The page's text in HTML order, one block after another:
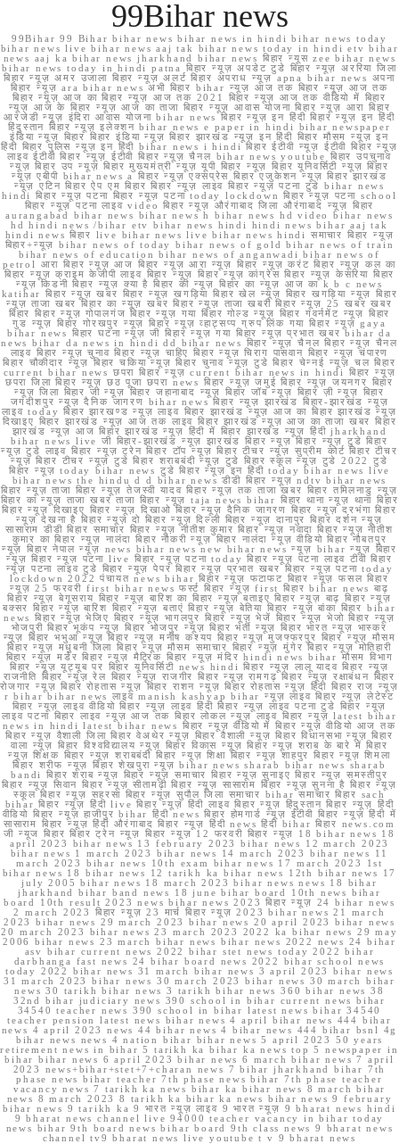
99Bihar news
99Bihar 99 Bihar bihar news bihar news in hindi bihar news today
bihar news live bihar news aaj tak bihar news today in hindi etv bihar
news aaj ka bihar news jharkhand bihar news बिहार न्यूस zee bihar news
bihar news today in hindi patna बिहार न्यूज़ अपडेट टुडे बिहार न्यूज़ अररिया जिला
बिहार न्यूज़ अमर उजाला बिहार न्यूज़ अलर्ट बिहार अपराध न्यूज़ apna bihar news अपना
बिहार न्यूज़ ara bihar news अभी बिहार bihar न्यूज़ आज तक बिहार न्यूज़ आज तक
बिहार न्यूज़ आज का बिहार न्यूज़ आज तक 2021 बिहार न्यूज़ आज तक वीडियो में बिहार
न्यूज़ आज के बिहार न्यूज़ आज का ताजा बिहार न्यूज़ आवास योजना बिहार न्यूज़ आरा बिहार
आरजेडी न्यूज़ इंदिरा आवास योजना bihar news बिहार न्यूज़ इन हिंदी बिहार न्यूज़ इन हिंदी
हिंदुस्तान बिहार न्यूज़ इलेक्शन bihar news e paper in hindi bihar newspaper
इंडिया न्यूज़ बिहार बिहार इंडिया न्यूज़ बिहार झारखंड न्यूज़ इन हिंदी बिहार मौसम न्यूज़ इन
हिंदी बिहार पुलिस न्यूज़ इन हिंदी bihar news i hindi बिहार ईटीवी न्यूज़ ईटीवी बिहार न्यूज़
लाइव ईटीवी बिहार न्यूज़ ईटीवी बिहार न्यूज़ चैनल bihar news youtube बिहार उपचुनाव
न्यूज़ बिहार उप न्यूज़ बिहार मुख्यमंत्री न्यूज़ यूपी बिहार न्यूज़ बिहार यूनिवर्सिटी न्यूज़ बिहार
न्यूज़ एबीपी bihar news a बिहार न्यूज़ एक्सप्रेस बिहार एजुकेशन न्यूज़ बिहार झारखंड
न्यूज़ एटिन बिहार ऐप एम बिहार बिहार न्यूज़ लाइव बिहार न्यूज़ पटना टुडे bihar news
hindi बिहार न्यूज़ पटना बिहार न्यूज़ पटना today lockdown बिहार न्यूज़ पटना school
बिहार न्यूज़ पटना लाइव video बिहार न्यूज़ औरंगाबाद जिला औरंगाबाद न्यूज़ बिहार
aurangabad bihar news bihar news h bihar news hd video bihar news
hd hindi news /bihar etv bihar news hindi hindi news bihar aaj tak
hindi news बिहार live bihar news live bihar news hindi समाचार बिहार न्यूज़
बिहार+न्यूज़ bihar news of today bihar news of gold bihar news of train
bihar news of education bihar news of anganwadi bihar news of
petrol आरा बिहार न्यूज़ आज बिहार न्यूज़ आरा न्यूज़ बिहार न्यूज़ करंट बिहार न्यूज़ कल का
बिहार न्यूज़ क्राइम केजीपी लाइव बिहार न्यूज़ बिहार न्यूज़ कांग्रेस बिहार न्यूज़ केसरिया बिहार
न्यूज़ किडनी बिहार न्यूज़ क्या है बिहार की न्यूज़ बिहार का न्यूज़ आज का k b c news
katihar बिहार न्यूज़ खबर बिहार न्यूज़ खगड़िया बिहार खेल न्यूज़ बिहार खगड़िया न्यूज़ बिहार
न्यूज़ ताजा खबर बिहार का न्यूज़ खबर बिहार न्यूज़ ताजा खबरी बिहार न्यूज़ 25 खबर खबर
बिहार बिहार न्यूज़ गोपालगंज बिहार न्यूज़ गया बिहार गोल्ड न्यूज़ बिहार गवर्नमेंट न्यूज़ बिहार
गुड न्यूज़ बिहार गोरखपुर न्यूज़ बिहार न्यूज़ व्हाट्सप्प ग्रुप लिंक गया बिहार न्यूज़ gaya
bihar news बिहार घटना न्यूज़ जी बिहार न्यूज़ गया बिहार न्यूज़ प्रभात खबर bihar da
news bihar da news in hindi dd bihar news बिहार न्यूज़ चैनल बिहार न्यूज़ चैनल
लाइव बिहार न्यूज़ चुनाव बिहार न्यूज़ चाहिए बिहार न्यूज़ चिराग पासवान बिहार न्यूज़ चंपारण
बिहार चौकीदार न्यूज़ बिहार चकिया न्यूज़ बिहार चुनाव न्यूज़ टुडे बिहार चेन्नई न्यूज़ चल बिहार
current bihar news छपरा बिहार न्यूज़ current bihar news in hindi बिहार न्यूज़
छपरा जिला बिहार न्यूज़ छठ पूजा छपरा news बिहार न्यूज़ जमुई बिहार न्यूज़ जयनगर बिहार
न्यूज़ जिला बिहार जी न्यूज़ बिहार जहानाबाद न्यूज़ बिहार जॉब न्यूज़ बिहार ज़ी न्यूज़ बिहार
जगदीशपुर न्यूज़ दैनिक जागरण bihar news बिहार न्यूज़ झारखंड बिहार-झारखंड न्यूज़
लाइव today बिहार झारखण्ड न्यूज़ लाइव बिहार झारखंड न्यूज़ आज का बिहार झारखंड न्यूज़
दिखाइए बिहार झारखंड न्यूज़ आज तक लाइव बिहार झारखंड न्यूज़ आज का ताजा खबर बिहार
झारखंड न्यूज़ आज बिहार झारखंड न्यूज़ हिंदी में बिहार झारखंड न्यूज़ हिंदी jharkhand
bihar news live जी बिहार-झारखंड न्यूज़ झारखंड बिहार न्यूज़ बिहार न्यूज़ टुडे बिहार
न्यूज़ टुडे लाइव बिहार न्यूज़ ट्रेन बिहार टॉप न्यूज़ बिहार टीचर न्यूज़ सुप्रीम कोर्ट बिहार टीचर
न्यूज़ बिहार टीचर न्यूज़ टुडे बिहार शराबबंदी न्यूज़ टुडे बिहार स्कूल न्यूज़ टुडे 2022 टुडे
बिहार न्यूज़ today bihar news टुडे बिहार न्यूज़ इन हिंदी today bihar news live
bihar news the hindu d d bihar news डीडी बिहार न्यूज़ ndtv bihar news
बिहार न्यूज़ ताजा बिहार न्यूज़ तेजस्वी यादव बिहार न्यूज़ तक ताजा खबर बिहार तमिलनाडु न्यूज़
बिहार का न्यूज़ ताजा खबर ताजा बिहार न्यूज़ taja news bihar बिहार थाना न्यूज़ थाना बिहार
बिहार न्यूज़ दिखाइए बिहार न्यूज़ दिखाओ बिहार न्यूज़ दैनिक जागरण बिहार न्यूज़ दरभंगा बिहार
न्यूज़ देखना है बिहार न्यूज़ दो बिहार न्यूज़ दिल्ली बिहार न्यूज़ दानापुर बिहार दर्शन न्यूज़
सासाराम डीडी बिहार समाचार बिहार न्यूज़ नीतीश कुमार बिहार न्यूज़ नवादा बिहार न्यूज़ नीतीश
कुमार का बिहार न्यूज़ नालंदा बिहार नौकरी न्यूज़ बिहार नालंदा न्यूज़ वीडियो बिहार नौबतपुर
न्यूज़ बिहार नेपाल न्यूज़ news bihar news new bihar news न्यूज़ bihar न्यूज़ बिहार
न्यूज़ बिहार न्यूज़ पटना live बिहार न्यूज़ पटना today बिहार न्यूज़ पटना लाइव टीवी बिहार
न्यूज़ पटना लाइव टुडे बिहार न्यूज़ पेपर बिहार न्यूज़ प्रभात खबर बिहार न्यूज़ पटना today
lockdown 2022 पंचायत news bihar बिहार न्यूज़ फटाफट बिहार न्यूज़ फसल बिहार
न्यूज़ 25 फरवरी first bihar news फर्स्ट बिहार न्यूज़ first बिहार bihar news बाढ़
बिहार न्यूज़ बेगूसराय बिहार न्यूज़ बारिश का बिहार न्यूज़ बताइए बिहार न्यूज़ बाढ़ बिहार न्यूज़
बक्सर बिहार न्यूज़ बारिश बिहार न्यूज़ बताएं बिहार न्यूज़ बेतिया बिहार न्यूज़ बांका बिहार bihar
news बिहार न्यूज़ भेजिए बिहार न्यूज़ भागलपुर बिहार न्यूज़ भेजें बिहार न्यूज़ भेजो बिहार न्यूज़
भोजपुरी बिहार भूकंप न्यूज़ बिहार भोजपुर न्यूज़ बिहार भर्ती न्यूज़ बिहार भारत न्यूज़ भास्कर
न्यूज़ बिहार भभुआ न्यूज़ बिहार न्यूज़ मनीष कश्यप बिहार न्यूज़ मुजफ्फरपुर बिहार न्यूज़ मौसम
बिहार न्यूज़ मधुबनी जिला बिहार न्यूज़ मौसम समाचार बिहार न्यूज़ मुंगेर बिहार न्यूज़ मोतिहारी
बिहार न्यूज़ मर्डर बिहार न्यूज़ मैट्रिक बिहार न्यूज़ मंदिर hindi news bihar मौसम विभाग
बिहार न्यूज़ यूट्यूब पर बिहार यूनिवर्सिटी news hindi बिहार न्यूज़ लालू यादव बिहार न्यूज़
राजनीति बिहार न्यूज़ रेल बिहार न्यूज़ राजगीर बिहार न्यूज़ रामगढ़ बिहार न्यूज़ रक्षाबंधन बिहार
रोजगार न्यूज़ बिहार रोहतास न्यूज़ बिहार राशन न्यूज़ बिहार रोहतास न्यूज़ हिंदी बिहार राज न्यूज़
r bihar bihar news लाइव manish kashyap bihar न्यूज़ लाइव बिहार न्यूज़ लेटेस्ट
बिहार न्यूज़ लाइव वीडियो बिहार न्यूज़ लाइव हिंदी बिहार न्यूज़ लाइव पटना टुडे बिहार न्यूज़
लाइव पटना बिहार लाइव न्यूज़ आज तक बिहार लोकल न्यूज़ लाइव बिहार न्यूज़ latest bihar
news in hindi latest bihar news बिहार न्यूज़ वीडियो में बिहार न्यूज़ वीडियो आज तक
बिहार न्यूज़ वैशाली जिला बिहार वेअथेर न्यूज़ बिहार वैशाली न्यूज़ बिहार विधानसभा न्यूज़ बिहार
वाला न्यूज़ बिहार विश्वविद्यालय न्यूज़ बिहार विकास न्यूज़ बिहार न्यूज़ शराब के बारे में बिहार
न्यूज़ शिक्षक बिहार न्यूज़ शराबबंदी बिहार न्यूज़ शिक्षा बिहार न्यूज़ शाहपुर बिहार न्यूज़ शिमला
बिहार शरीफ न्यूज़ बिहार शेखपुरा न्यूज़ bihar news sharab bihar news sharab
bandi बिहार शराब न्यूज़ बिहार न्यूज़ समाचार बिहार न्यूज़ सुनाइए बिहार न्यूज़ समस्तीपुर
बिहार न्यूज़ सिवान बिहार न्यूज़ सीतामढ़ी बिहार न्यूज़ सासाराम बिहार न्यूज़ सुनना है बिहार न्यूज़
स्कूल बिहार न्यूज़ सहरसा बिहार न्यूज़ सुपौल जिला समाचार bihar समाचार बिहार sach
bihar बिहार न्यूज़ हिंदी live बिहार न्यूज़ हिंदी लाइव बिहार न्यूज़ हिंदुस्तान बिहार न्यूज़ हिंदी
वीडियो बिहार न्यूज़ हाजीपुर bihar हिंदी news बिहार होमगार्ड न्यूज़ ईटीवी बिहार न्यूज़ हिंदी में
सासाराम बिहार न्यूज़ हिंदी औरंगाबाद बिहार न्यूज़ हिंदी news हिंदी bihar बिहार news.com
जी न्यूज बिहार बिहार ट्रेन न्यूज़ बिहार न्यूज़ 12 फरवरी बिहार न्यूज़ 18 bihar news 18
april 2023 bihar news 13 february 2023 bihar news 12 march 2023
bihar news 1 march 2023 bihar news 14 march 2023 bihar news 11
march 2023 bihar news 10th exam bihar news 17 march 2023 1st
bihar news 18 bihar news 12 tarikh ka bihar news 12th bihar news 17
july 2005 bihar news 18 march 2023 bihar news news 18 bihar
jharkhand bihar band news 18 june bihar board 10th news bihar
board 10th result 2023 news bihar news 2023 बिहार न्यूज़ 24 bihar news
2 march 2023 बिहार न्यूज़ 23 मार्च बिहार न्यूज़ 2023 bihar news 21 march
2023 bihar news 29 march 2023 bihar news 20 april 2023 bihar news
20 march 2023 bihar news 23 march 2023 2022 ka bihar news 29 may
2006 bihar news 23 march bihar news bihar news 2022 news 24 bihar
asv bihar current news 2022 bihar stet news today 2022 bihar
darbhanga fast news 24 bihar board news 2022 bihar school news
today 2022 bihar news 31 march bihar news 3 april 2023 bihar news
31 march 2023 bihar news 30 march 2023 bihar news 30 march bihar
news 30 tarikh bihar news 3 tarikh bihar news 360 bihar news 38
32nd bihar judiciary news 390 school in bihar current news bihar
34540 teacher news 390 school in bihar latest news bihar 34540
teacher pension latest news bihar news 4 april bihar news 444 bihar
news 4 april 2023 news 44 bihar news 4 bihar news 444 bihar bsnl 4g
bihar news news 4 nation bihar bihar news 5 april 2023 50 years
retirement news in bihar 5 tarikh ka bihar ka news top 5 newspaper in
bihar bihar news 6 april 2023 bihar news 6 march bihar news 7 april
2023 news+bihar+stet+7+charan news 7 bihar jharkhand bihar 7th
phase news bihar teacher 7th phase news bihar 7th phase teacher
vacancy news 7 tarikh ka news bihar ka bihar news 8 march bihar
news 8 march 2023 8 tarikh ka bihar ka news bihar news 9 february
bihar news 9 tarikh ka 9 भारत न्यूज़ लाइव 9 भारत न्यूज़ 9 bharat news hindi
9 bharat news channel live 94000 teacher vacancy in bihar today
news bihar 9th board news bihar board 9th class news 9 bharat news
channel tv9 bharat news live youtube t v 9 bharat news